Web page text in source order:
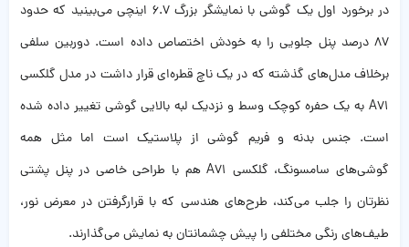
در برخورد اول یک گوشی با نمایشگر بزرگ 6.7 اینچی می‌بینید که حدود
87 درصد پنل جلویی را به خودش اختصاص داده است. دوربین سلفی
برخلاف مدل‌های گذشته که در یک ناچ قطره‌ای قرار داشت در مدل گلکسی
A71 به یک حفره کوچک وسط و نزدیک لبه بالایی گوشی تغییر داده شده
است. جنس بدنه و فریم گوشی از پلاستیک است اما مثل همه
گوشی‌های سامسونگ، گلکسی A71 هم با طراحی خاصی در پنل پشتی
نظرتان را جلب می‌کند، طرح‌های هندسی که با قرارگرفتن در معرض نور،
طیف‌های رنگی مختلفی را پیش چشمانتان به نمایش می‌گذارند.